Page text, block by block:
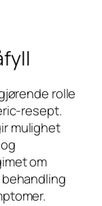
rolle
resept.
mulighet
om